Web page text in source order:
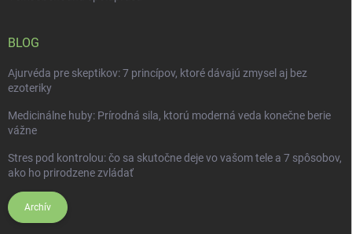
BLOG
Ajurvéda pre skeptikov: 7 princípov, ktoré dávajú zmysel aj bez
ezoteriky
Medicinálne huby: Prírodná sila, ktorú moderná veda konečne berie
vážne
Stres pod kontrolou: čo sa skutočne deje vo vašom tele a 7 spôsobov,
ako ho prirodzene zvládať
Archív